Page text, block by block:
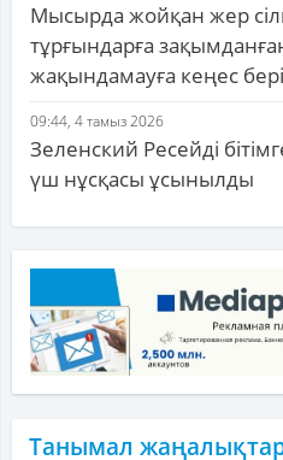
Мысырда жойқан жер
тұрғындарға
жақындамауға кеңес
09:44, 4 тамыз 2026
Зеленский Ресейді
үш нұсқасы ұсынылды
Танымал